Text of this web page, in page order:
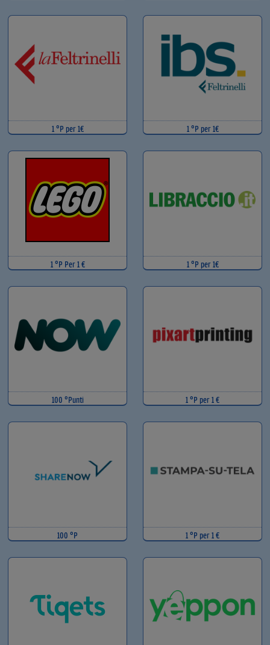
1 °P per 1€ 1 °P per 1€
1 °P Per 1 € 1 °P per 1€
100 °Punti 1 °P per 1 €
100 °P 1 °P per 1 €